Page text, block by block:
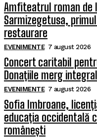
Amfiteatrul roman de
Sarmizegetusa,
restaurare
EVENIMENTE 7 august 2026
Concert caritabil
Donațiile merg
EVENIMENTE 7 august 2026
Sofia Imbroane,
educația occidentală
românești